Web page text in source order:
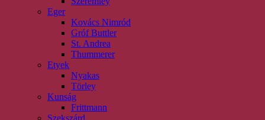
Eger
Kovács Nimród
Gróf Buttler
St. Andrea
Thummerer
Etyek
Nyakas
Törley
Kunság
Frittmann